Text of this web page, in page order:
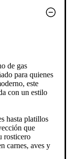
de gas
para quienes
este
con un estilo
hasta platillos
que
rosticero
carnes, aves y